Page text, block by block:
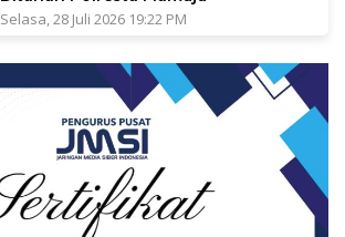
Selasa, 28 Juli 2026 19:22 PM